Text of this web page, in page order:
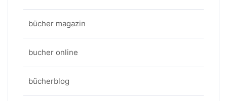
bücher magazin
bucher online
bücherblog